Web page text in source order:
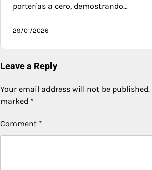
porterías a cero, demostrando…
29/01/2026
Leave a Reply
Your email address will not be published.
marked *
Comment *